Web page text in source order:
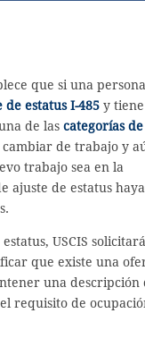
que si una persona
de estatus I-485 y tiene
de las categorías de
cambiar de trabajo y
trabajo sea en la
ajuste de estatus haya
USCIS solicitará
que existe una
una descripción
requisito de